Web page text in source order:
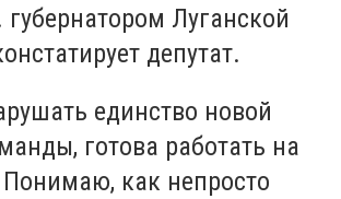
Луганской
депутат.
единство новой
готова работать на
как непросто